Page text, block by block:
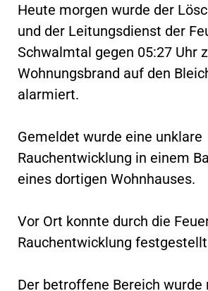
Heute morgen wurde der
und der Leitungsdienst der
Schwalmtal gegen 05:27 Uhr
Wohnungsbrand auf den
alarmiert.
Gemeldet wurde eine unklare
Rauchentwicklung in einem
eines dortigen Wohnhauses.
Vor Ort konnte durch die
Rauchentwicklung
Der betroffene Bereich